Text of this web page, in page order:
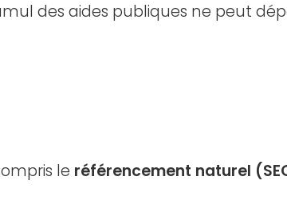
des aides publiques ne peut
le référencement naturel